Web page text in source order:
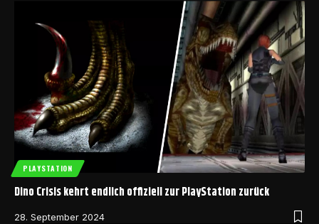
PLAYSTATION
Dino Crisis kehrt endlich offiziell zur PlayStation zurück
28. September 2024